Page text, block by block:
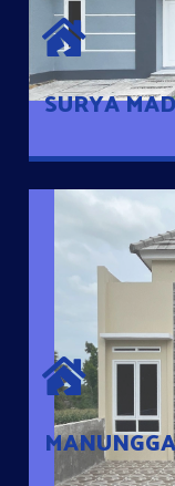
SURYA
Satu-satunya
jutaan dengan
Cluster
mini dan
dengan pusat